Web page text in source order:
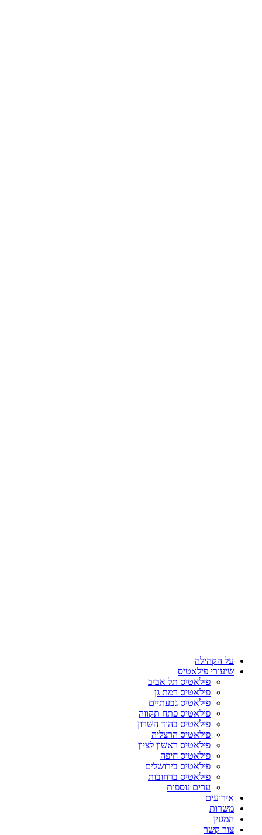
על הקהילה
שיעורי פילאטיס
פילאטיס תל אביב
פילאטיס רמת גן
פילאטיס גבעתיים
פילאטיס פתח תקווה
פילאטיס בהוד השרון
פילאטיס הרצליה
פילאטיס ראשון לציון
פילאטיס חיפה
פילאטיס בירושלים
פילאטיס ברחובות
ערים נוספות
אירועים
משרות
המגזין
צור קשר